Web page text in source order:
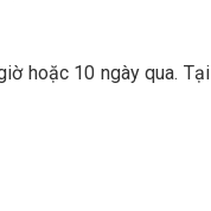
hoặc 10 ngày qua. Tại